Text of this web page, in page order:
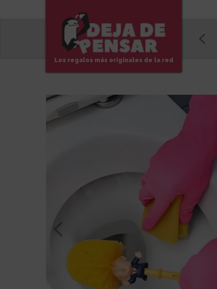
Los regalos más originales de la red